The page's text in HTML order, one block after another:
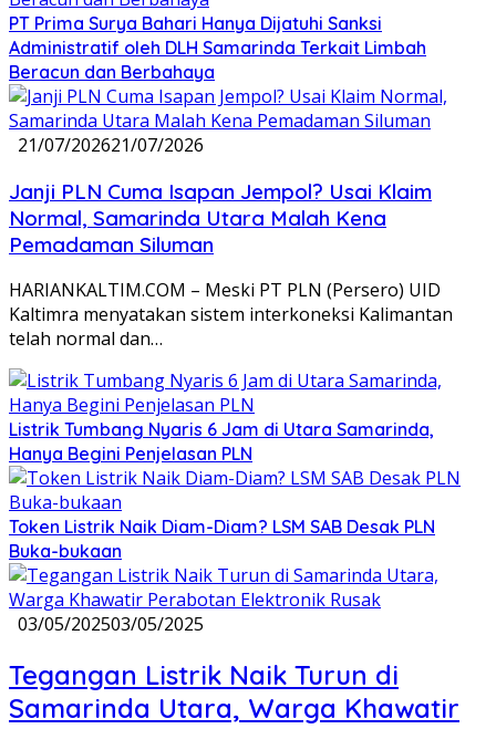
PT Prima Surya Bahari Hanya Dijatuhi Sanksi
Administratif oleh DLH Samarinda Terkait Limbah
Beracun dan Berbahaya
21/07/202621/07/2026
Janji PLN Cuma Isapan Jempol? Usai Klaim
Normal, Samarinda Utara Malah Kena
Pemadaman Siluman
HARIANKALTIM.COM – Meski PT PLN (Persero) UID
Kaltimra menyatakan sistem interkoneksi Kalimantan
telah normal dan…
Listrik Tumbang Nyaris 6 Jam di Utara Samarinda,
Hanya Begini Penjelasan PLN
Token Listrik Naik Diam-Diam? LSM SAB Desak PLN
Buka-bukaan
03/05/202503/05/2025
Tegangan Listrik Naik Turun di
Samarinda Utara, Warga Khawatir